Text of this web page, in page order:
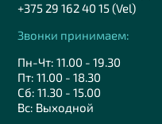
+375 29 162 40 15 (Vel)
Звонки принимаем:
Пн-Чт: 11.00 - 19.30
Пт: 11.00 - 18.30
Сб: 11.30 - 15.00
Вс: Выходной